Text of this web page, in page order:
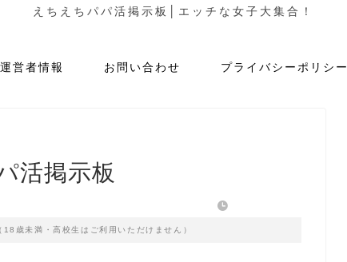
えちえちパパ活掲示板│エッチな女子大集合！
運営者情報 お問い合わせ プライバシーポリシー
活掲示板
歳未満・高校生はご利用いただけません）